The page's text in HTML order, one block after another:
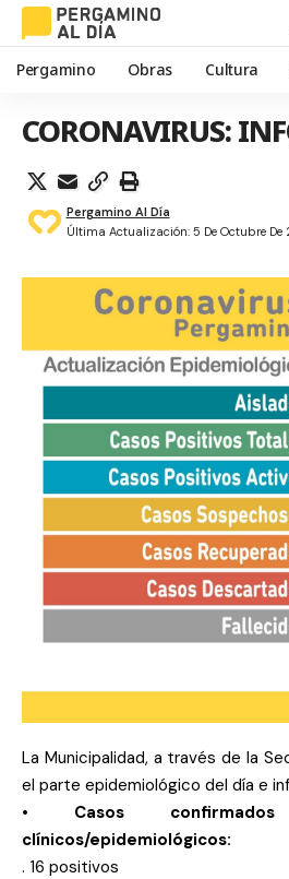
Pergamino Obras Cultura
CORONAVIRUS:
Última Actualización: 5 De Octubre De
Pergamino Al Día
La Municipalidad, a través de la
el parte epidemiológico del día e
• Casos
clínicos/epidemiológicos:
. 16 positivos